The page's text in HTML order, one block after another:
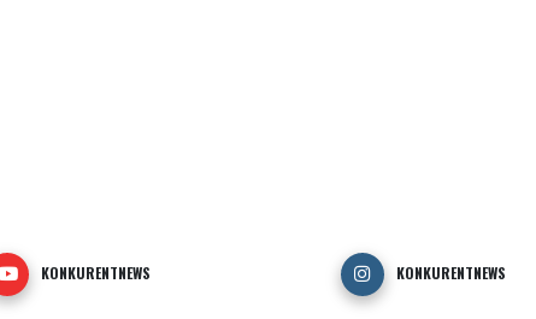
KONKURENTNEWS KONKURENTNEWS